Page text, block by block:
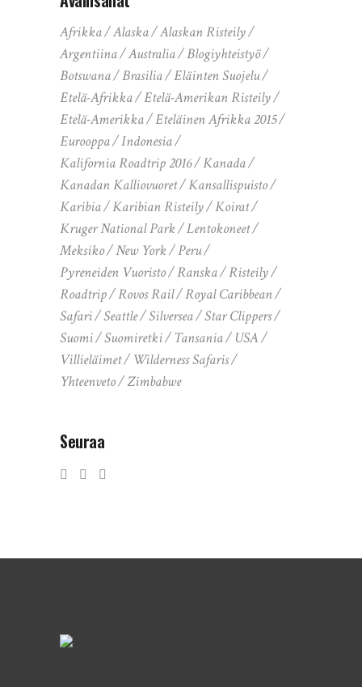
Afrikka Alaska
Alaskan Risteily
Argentiina
Australia
Blogiyhteistyö
Botswana
Brasilia
Eläinten Suojelu
Etelä-Afrikka
Etelä-Amerikan Risteily
Etelä-Amerikka
Eteläinen Afrikka 2015
Eurooppa
Indonesia
Kalifornia Roadtrip 2016
Kanada
Kanadan Kalliovuoret
Kansallispuisto
Karibia
Karibian Risteily
Koirat
Kruger National Park
Lentokoneet
Meksiko
New York
Peru
Pyreneiden Vuoristo
Ranska
Risteily
Roadtrip
Rovos Rail
Royal Caribbean
Safari
Seattle Silversea
Star Clippers
Suomi
Suomiretki Tansania
USA
Villieläimet
Wilderness Safaris
Yhteenveto
Zimbabwe
Seuraa